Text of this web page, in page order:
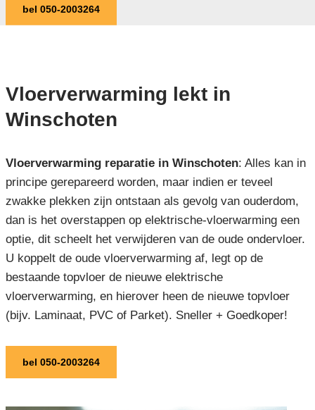
bel 050-2003264
Vloerverwarming lekt in
Winschoten
Vloerverwarming reparatie in Winschoten: Alles kan in
principe gerepareerd worden, maar indien er teveel
zwakke plekken zijn ontstaan als gevolg van ouderdom,
dan is het overstappen op elektrische-vloerwarming een
optie, dit scheelt het verwijderen van de oude ondervloer.
U koppelt de oude vloerverwarming af, legt op de
bestaande topvloer de nieuwe elektrische
vloerverwarming, en hierover heen de nieuwe topvloer
(bijv. Laminaat, PVC of Parket). Sneller + Goedkoper!
bel 050-2003264